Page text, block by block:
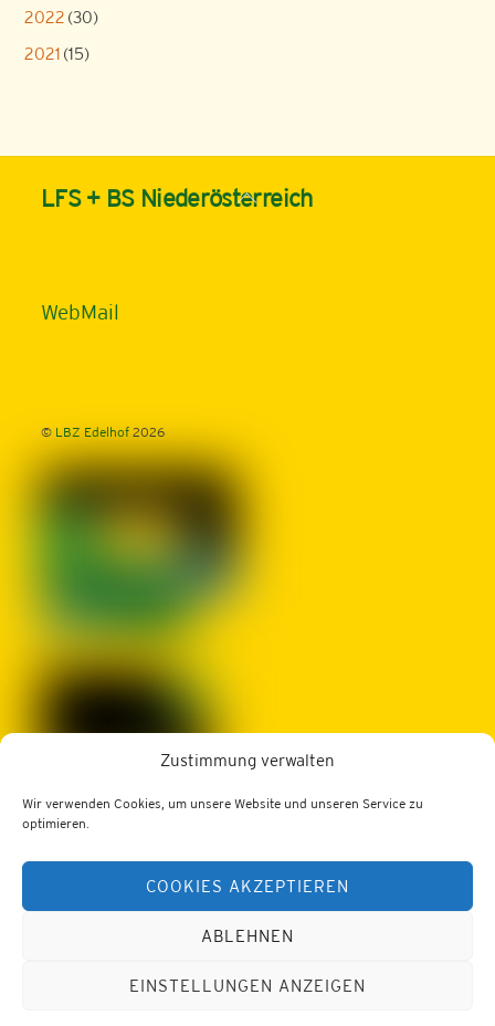
Zustimmung verwalten
Wir verwenden Cookies, um unsere Website und unseren Service zu
optimieren.
COOKIES AKZEPTIEREN
ABLEHNEN
EINSTELLUNGEN ANZEIGEN
2022 (30)
2021 (15)
Back
To
LFS + BS Niederösterreich
WebMail
© LBZ Edelhof2026
LBZ Edelhof
Tel.: 02822/52402
Web:https://lfs-edelhof.ac.at
office@lfs-edelhof.ac.at